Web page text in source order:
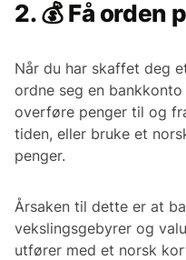
2. 💰 Få orden
Når du har skaffet deg
ordne seg en
overføre penger til og
tiden, eller bruke et
penger.
Årsaken til dette er at
vekslingsgebyrer og
utfører med et norsk